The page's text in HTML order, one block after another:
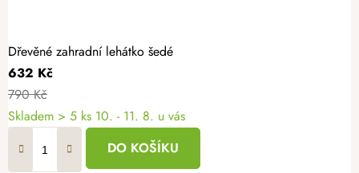
Dřevěné zahradní lehátko šedé
632 Kč
790 Kč
Skladem > 5 ks 10. - 11. 8. u vás
DO KOŠÍKU